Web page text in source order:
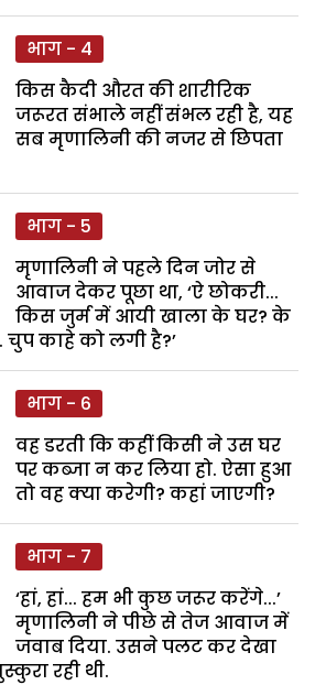
भाग - 4
किस कैदी औरत की शारीरिक
जरूरत संभाले नहीं संभल रही है, यह
सब मृणालिनी की नजर से छिपता
भाग - 5
मृणालिनी ने पहले दिन जोर से
आवाज देकर पूछा था, ‘ऐ छोकरी...
किस जुर्म में आयी खाला के घर? के
काहे को लगी है?’
भाग - 6
वह डरती कि कहीं किसी ने उस घर
पर कब्जा न कर लिया हो. ऐसा हुआ
तो वह क्या करेगी? कहां जाएगी?
भाग - 7
‘हां, हां... हम भी कुछ जरूर करेंगे...’
मृणालिनी ने पीछे से तेज आवाज में
जवाब दिया. उसने पलट कर देखा
रही थी.